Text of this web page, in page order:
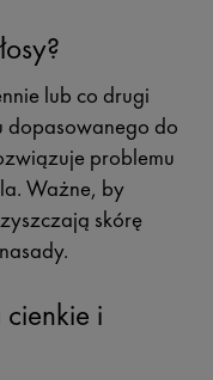
lub co drugi
dopasowanego do
problemu
Ważne, by
skórę
i